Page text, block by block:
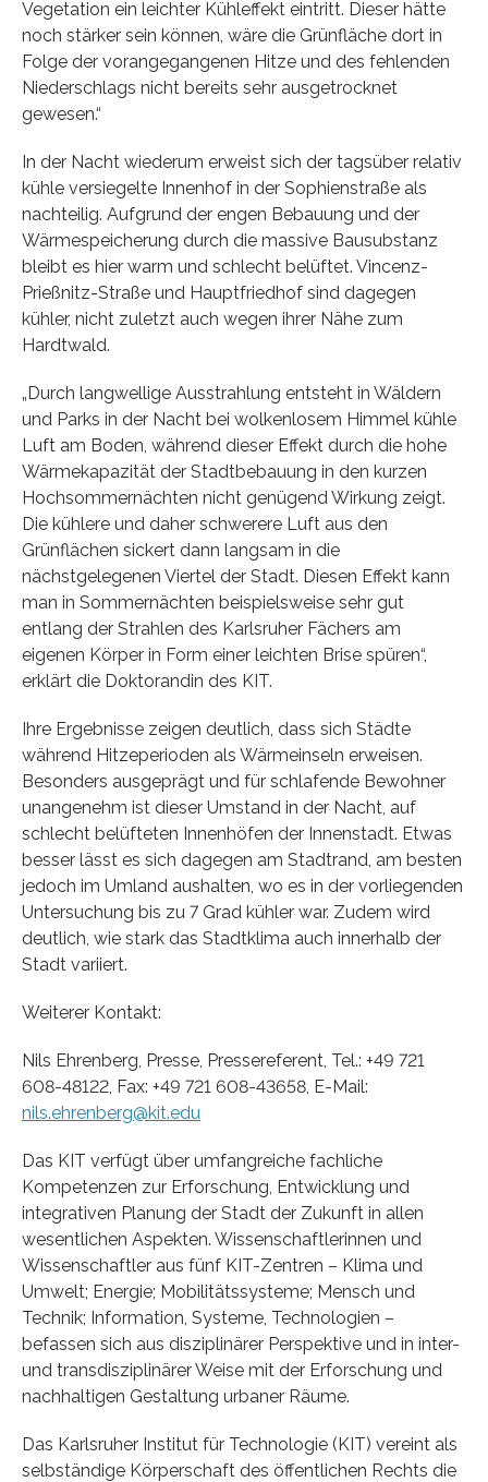
Vegetation ein leichter Kühleffekt eintritt. Dieser hätte
noch stärker sein können, wäre die Grünfläche dort in
Folge der vorangegangenen Hitze und des fehlenden
Niederschlags nicht bereits sehr ausgetrocknet
gewesen.“
In der Nacht wiederum erweist sich der tagsüber relativ
kühle versiegelte Innenhof in der Sophienstraße als
nachteilig. Aufgrund der engen Bebauung und der
Wärmespeicherung durch die massive Bausubstanz
bleibt es hier warm und schlecht belüftet. Vincenz-
Prießnitz-Straße und Hauptfriedhof sind dagegen
kühler, nicht zuletzt auch wegen ihrer Nähe zum
Hardtwald.
„Durch langwellige Ausstrahlung entsteht in Wäldern
und Parks in der Nacht bei wolkenlosem Himmel kühle
Luft am Boden, während dieser Effekt durch die hohe
Wärmekapazität der Stadtbebauung in den kurzen
Hochsommernächten nicht genügend Wirkung zeigt.
Die kühlere und daher schwerere Luft aus den
Grünflächen sickert dann langsam in die
nächstgelegenen Viertel der Stadt. Diesen Effekt kann
man in Sommernächten beispielsweise sehr gut
entlang der Strahlen des Karlsruher Fächers am
eigenen Körper in Form einer leichten Brise spüren“,
erklärt die Doktorandin des KIT.
Ihre Ergebnisse zeigen deutlich, dass sich Städte
während Hitzeperioden als Wärmeinseln erweisen.
Besonders ausgeprägt und für schlafende Bewohner
unangenehm ist dieser Umstand in der Nacht, auf
schlecht belüfteten Innenhöfen der Innenstadt. Etwas
besser lässt es sich dagegen am Stadtrand, am besten
jedoch im Umland aushalten, wo es in der vorliegenden
Untersuchung bis zu 7 Grad kühler war. Zudem wird
deutlich, wie stark das Stadtklima auch innerhalb der
Stadt variiert.
Weiterer Kontakt:
Nils Ehrenberg, Presse, Pressereferent, Tel.: +49 721
608-48122, Fax: +49 721 608-43658, E-Mail:
nils.ehrenberg@kit.edu
Das KIT verfügt über umfangreiche fachliche
Kompetenzen zur Erforschung, Entwicklung und
integrativen Planung der Stadt der Zukunft in allen
wesentlichen Aspekten. Wissenschaftlerinnen und
Wissenschaftler aus fünf KIT-Zentren – Klima und
Umwelt; Energie; Mobilitätssysteme; Mensch und
Technik; Information, Systeme, Technologien –
befassen sich aus disziplinärer Perspektive und in inter-
und transdisziplinärer Weise mit der Erforschung und
nachhaltigen Gestaltung urbaner Räume.
Das Karlsruher Institut für Technologie (KIT) vereint als
selbständige Körperschaft des öffentlichen Rechts die